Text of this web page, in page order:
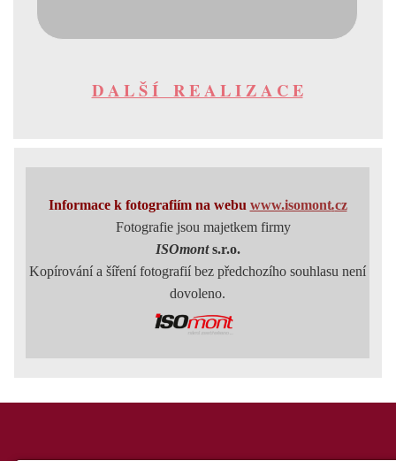
D A L Š Í R E A L I Z A C E
Informace k fotografiím na webu www.isomont.cz
Fotografie jsou majetkem firmy
ISOmonts.r.o.
Kopírování a šíření fotografií bez předchozího souhlasu není
dovoleno.